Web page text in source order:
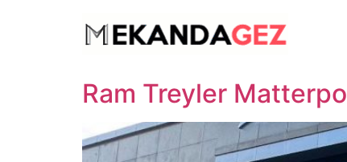
Ram Treyler